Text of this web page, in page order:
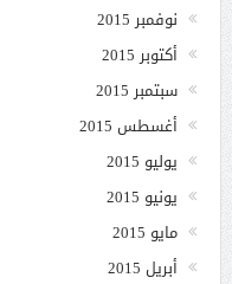
نوفمبر 2015
أكتوبر 2015
سبتمبر 2015
أغسطس 2015
يوليو 2015
يونيو 2015
مايو 2015
أبريل 2015